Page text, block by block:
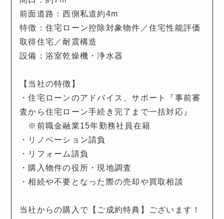
前面道路：西側私道約4m
特徴：住宅ローン控除対象物件／住宅性能評価
取得住宅／耐震構造
設備：浴室乾燥機・浄水器
【当社の特徴】
・住宅ローンのアドバイス、サポート『事前審
査から住宅ローン手続き完了まで一括対応』
※前職金融業15年勤務社員在籍
・リノベーション請負
・リフォーム請負
・購入物件の役所・現地調査
・相続や不要となった際の売却や買取相談
当社からの購入で【ご成約特典】ございます！